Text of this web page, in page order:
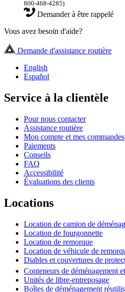
800-468-4285)
Demander à être rappelé
Vous avez besoin d'aide?
Demande d'assistance routière
English
Español
Service à la clientèle
Pour nous contacter
Assistance routière
Mon compte et mes commandes
Paiements
Conseils
FAQ
Accessibilité
Évaluations des clients
Locations
Location de camion de
Location de fourgonnette
Location de remorque
Location de véhicule de
Diables et couvertures de
Conteneurs de déménagement
Unités de libre-entreposage
Boîtes de déménagement